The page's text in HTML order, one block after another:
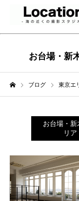
お台場・新
ブログ 東京エ
お台場・新
リア